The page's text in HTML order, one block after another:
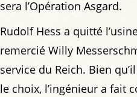
sera l’Opération Asgard.
Rudolf Hess a quitté
remercié Willy
service du Reich. Bien
le choix, l’ingénieur a fait